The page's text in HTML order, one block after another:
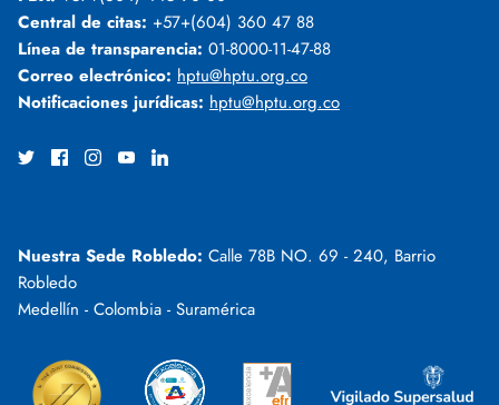
Central de citas: +57+(604) 360 47 88
Línea de transparencia: 01-8000-11-47-88
Correo electrónico: hptu@hptu.org.co
Notificaciones jurídicas: hptu@hptu.org.co
Nuestra Sede Robledo: Calle 78B NO. 69 - 240, Barrio
Robledo
Medellín - Colombia - Suramérica